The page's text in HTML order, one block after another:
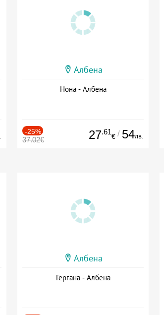
Албена
Нона - Албена
-25%
37.02€ 27.61
€ / 54лв.
Албена
Гергана - Албена